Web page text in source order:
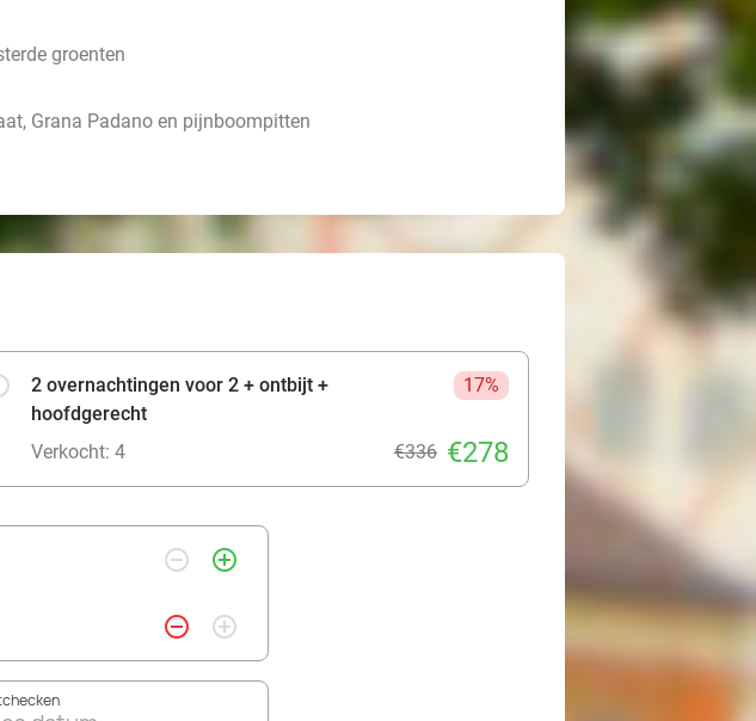
groenten
Grana Padano en pijnboompitten
2 overnachtingen voor 2 + ontbijt +
hoofdgerecht
17%
Verkocht: 4 €336 €278
remove_circle_outline add_circle_outline
remove_circle_outline add_circle_outline